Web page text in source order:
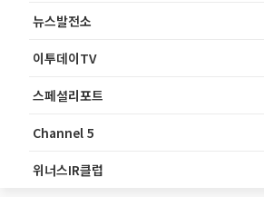
뉴스발전소
이투데이TV
스페셜리포트
Channel 5
위너스IR클럽